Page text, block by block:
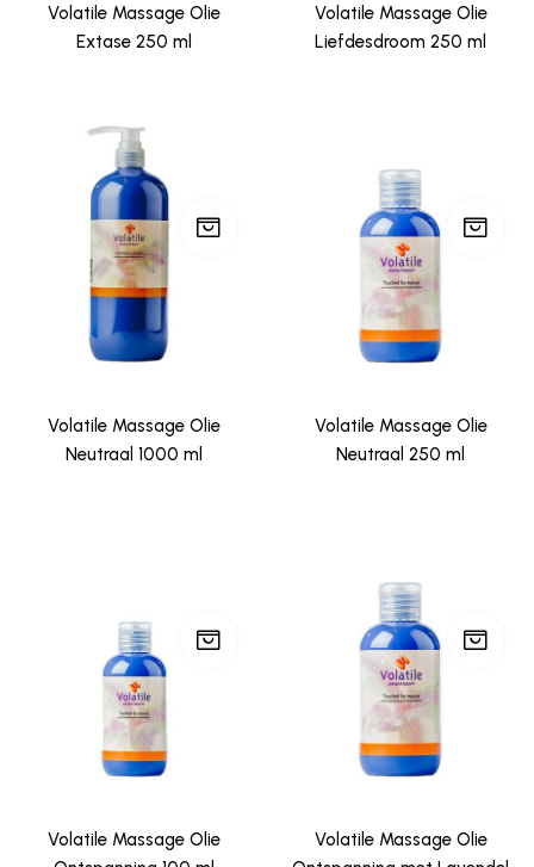
Volatile Massage Olie
Extase 250 ml
Volatile Massage Olie
Liefdesdroom 250 ml
Volatile Massage Olie
Neutraal 1000 ml
Volatile Massage Olie
Neutraal 250 ml
Volatile Massage Olie
Volatile Massage Olie